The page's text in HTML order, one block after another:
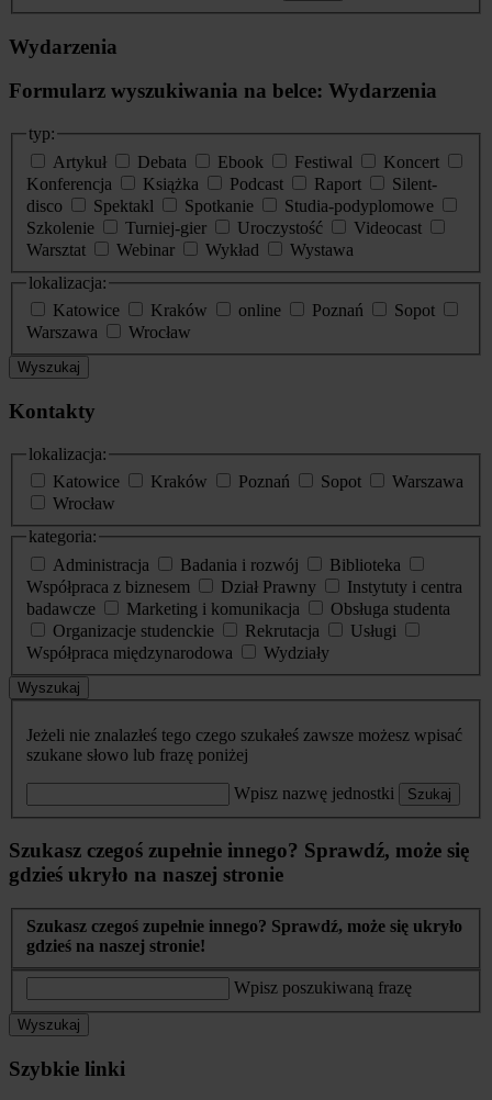
Wydarzenia
Formularz wyszukiwania na belce: Wydarzenia
typ:
Artykuł
Debata Ebook Festiwal
Koncert
Konferencja
Książka Podcast Raport
Silent-
disco
Spektakl Spotkanie
Studia-podyplomowe
Szkolenie
Turniej-gier Uroczystość
Videocast
Warsztat
Webinar Wykład
Wystawa
lokalizacja:
Katowice
Kraków online Poznań
Sopot
Warszawa
Wrocław
Wyszukaj
Kontakty
lokalizacja:
Katowice
Kraków Poznań Sopot
Warszawa
Wrocław
kategoria:
Administracja
Badania i rozwój
Biblioteka
Współpraca z biznesem
Dział Prawny
Instytuty i centra
badawcze
Marketing i komunikacja
Obsługa studenta
Organizacje studenckie
Rekrutacja
Usługi
Współpraca międzynarodowa
Wydziały
Wyszukaj
Jeżeli nie znalazłeś tego czego szukałeś zawsze możesz wpisać
szukane słowo lub frazę poniżej
Wpisz nazwę jednostki Szukaj
Szukasz czegoś zupełnie innego? Sprawdź, może się
gdzieś ukryło na naszej stronie
Szukasz czegoś zupełnie innego? Sprawdź, może się ukryło
gdzieś na naszej stronie!
Wpisz poszukiwaną frazę
Wyszukaj
Szybkie linki